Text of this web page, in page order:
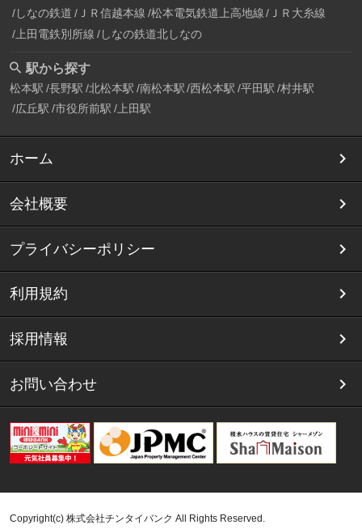
しなの鉄道 ＪＲ信越本線 松本電気鉄道上高地線
ＪＲ大糸線
上田電鉄別所線 しなの鉄道北しなの
駅から探す
松本駅 長野駅 北松本駅 南松本駅 西松本駅 平田駅 村井駅
広丘駅 市役所前駅 上田駅
ホーム
会社概要
プライバシーポリシー
利用規約
採用情報
お問い合わせ
Copyright(c) 株式会社チンタイバンク All Rights Reserved.